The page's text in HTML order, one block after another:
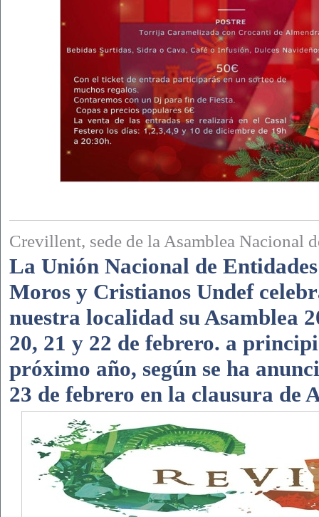
Crevillent, sede de la Asamblea Nacional
La Unión Nacional de
Moros y Cristianos Undef
nuestra localidad su Asamblea
20, 21 y 22 de febrero. a
próximo año, según se ha
23 de febrero en la clausura de